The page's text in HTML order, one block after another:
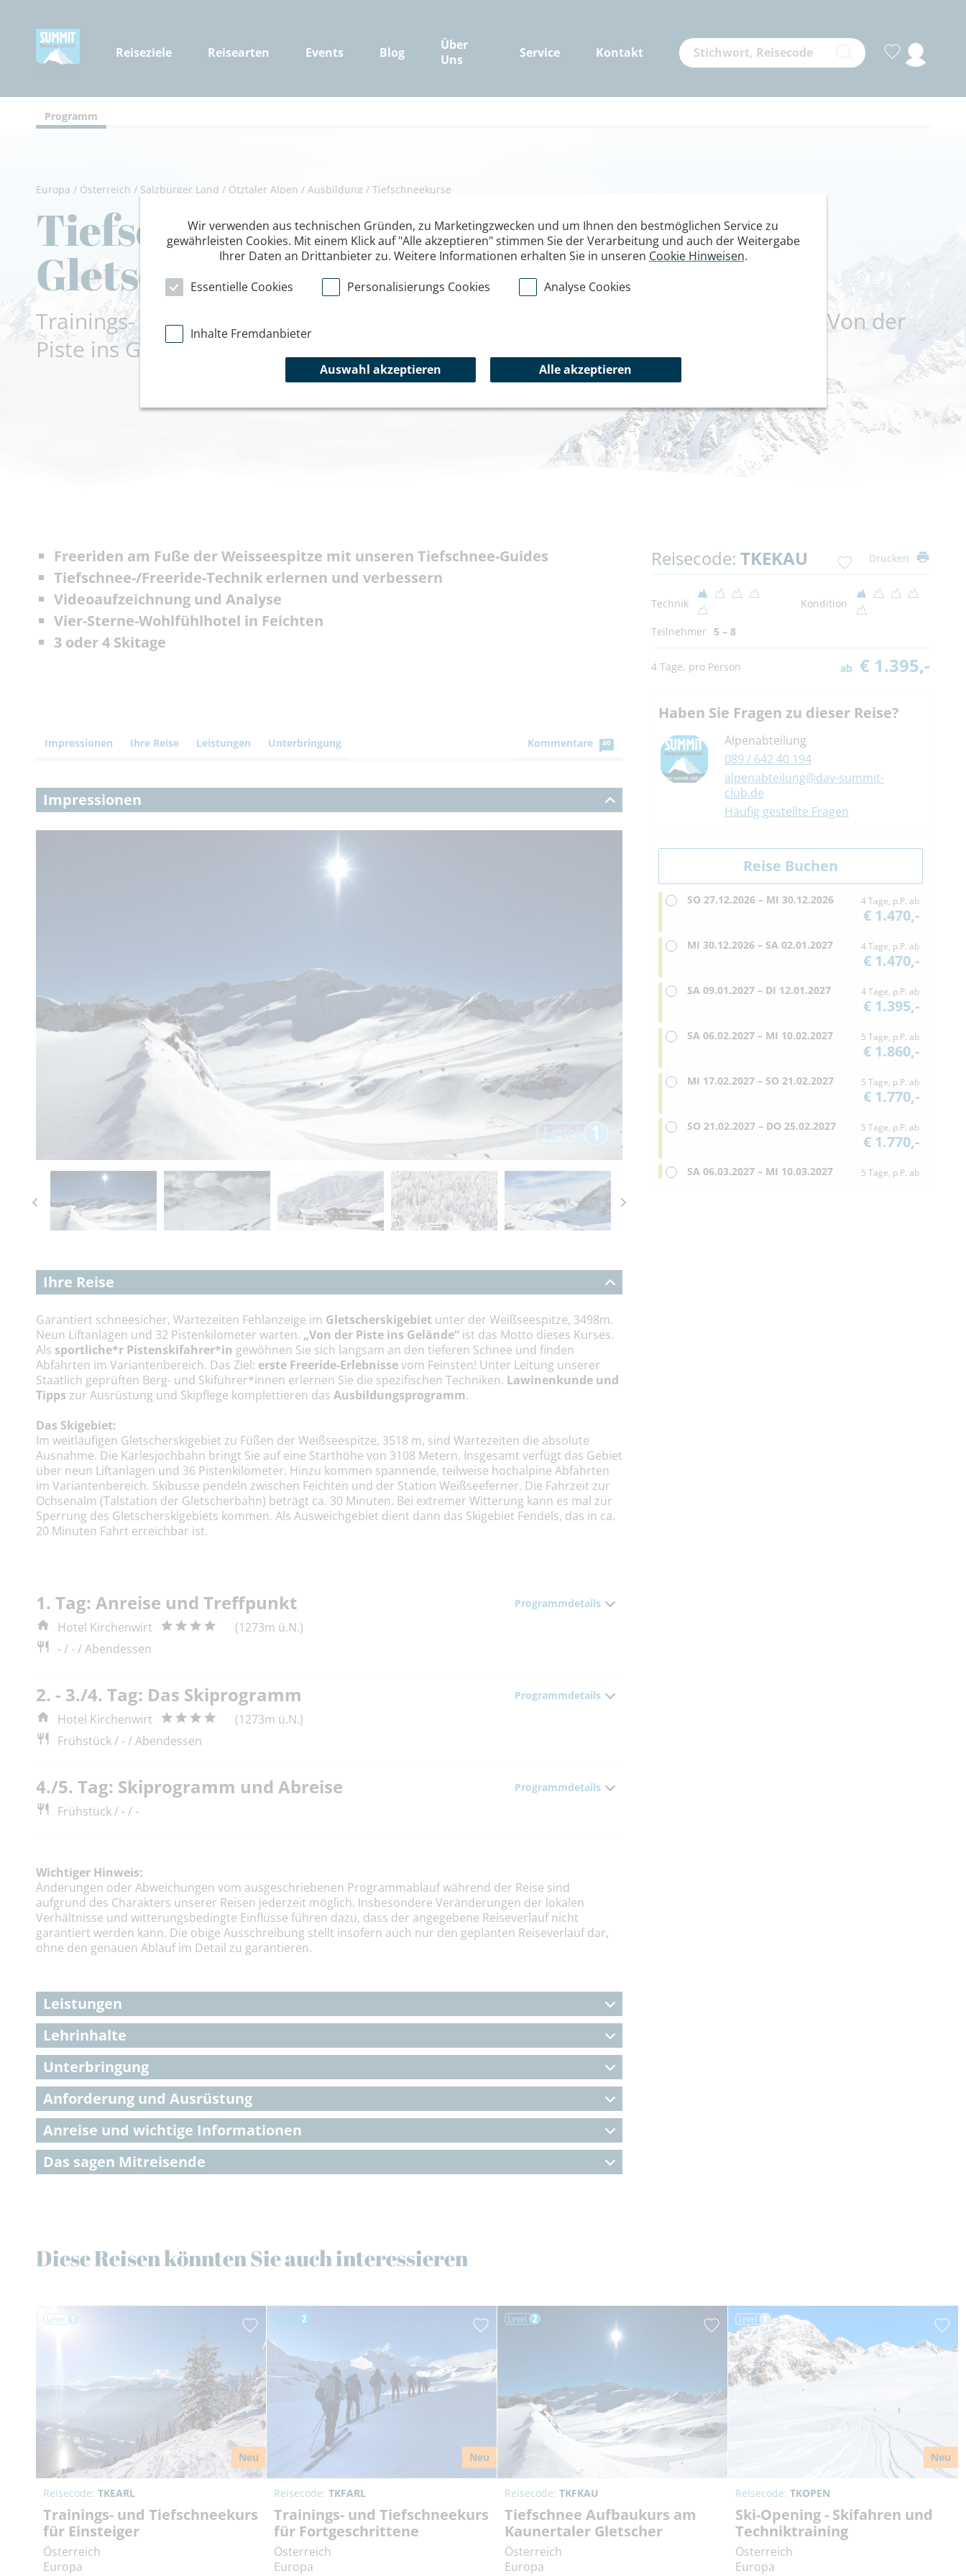
Reiseziele Reisearten Events Blog
Über
Uns
Service Kontakt
Programm
Europa / Österreich / Salzburger Land / Ötztaler Alpen / Ausbildung / Tiefschneekurse
Tiefschnee Grundkurs am Kaunertaler
Gletscher
Trainings- und Tiefschneekurs Level 1 am Kaunertaler Gletscher für Einsteiger: Von der
Piste ins Gelände
Freeriden am Fuße der Weisseespitze mit unseren Tiefschnee-Guides
Tiefschnee-/Freeride-Technik erlernen und verbessern
Videoaufzeichnung und Analyse
Vier-Sterne-Wohlfühlhotel in Feichten
3 oder 4 Skitage
Impressionen Ihre Reise Leistungen Unterbringung Kommentare 40
Impressionen
Ihre Reise
Garantiert schneesicher, Wartezeiten Fehlanzeige im Gletscherskigebiet unter der Weißseespitze, 3498m.
Neun Liftanlagen und 32 Pistenkilometer warten. „Von der Piste ins Gelände“ ist das Motto dieses Kurses.
Als sportliche*r Pistenskifahrer*in gewöhnen Sie sich langsam an den tieferen Schnee und finden
Abfahrten im Variantenbereich. Das Ziel: erste Freeride-Erlebnissevom Feinsten! Unter Leitung unserer
Staatlich geprüften Berg- und Skiführer*innen erlernen Sie die spezifischen Techniken. Lawinenkunde und
Tipps zur Ausrüstung und Skipflege komplettieren das Ausbildungsprogramm.
Das Skigebiet:
Im weitläufigen Gletscherskigebiet zu Füßen der Weißseespitze, 3518 m, sind Wartezeiten die absolute
Ausnahme. Die Karlesjochbahn bringt Sie auf eine Starthöhe von 3108 Metern. Insgesamt verfügt das Gebiet
über neun Liftanlagen und 36 Pistenkilometer. Hinzu kommen spannende, teilweise hochalpine Abfahrten
im Variantenbereich. Skibusse pendeln zwischen Feichten und der Station Weißseeferner. Die Fahrzeit zur
Ochsenalm (Talstation der Gletscherbahn) beträgt ca. 30 Minuten. Bei extremer Witterung kann es mal zur
Sperrung des Gletscherskigebiets kommen. Als Ausweichgebiet dient dann das Skigebiet Fendels, das in ca.
20 Minuten Fahrt erreichbar ist.
1. Tag: Anreise und Treffpunkt Programmdetails
Hotel Kirchenwirt
(1273m ü.N.)
- / - / Abendessen
2. - 3./4. Tag: Das Skiprogramm Programmdetails
Hotel Kirchenwirt
(1273m ü.N.)
Frühstück / - / Abendessen
4./5. Tag: Skiprogramm und Abreise Programmdetails
Frühstück / - / -
Wichtiger Hinweis:
Änderungen oder Abweichungen vom ausgeschriebenen Programmablauf während der Reise sind
aufgrund des Charakters unserer Reisen jederzeit möglich. Insbesondere Veränderungen der lokalen
Verhältnisse und witterungsbedingte Einflüsse führen dazu, dass der angegebene Reiseverlauf nicht
garantiert werden kann. Die obige Ausschreibung stellt insofern auch nur den geplanten Reiseverlauf dar,
ohne den genauen Ablauf im Detail zu garantieren.
Leistungen
Lehrinhalte
Unterbringung
Anforderung und Ausrüstung
Anreise und wichtige Informationen
Das sagen Mitreisende
Reisecode: TKEKAU Drucken
Technik Kondition
Teilnehmer 5 – 8
4 Tage, pro Person ab € 1.395,-
Haben Sie Fragen zu dieser Reise?
Alpenabteilung
089 / 642 40 194
alpenabteilung@dav-summit-
club.de
Häufig gestellte Fragen
SO 27.12.2026 – MI 30.12.2026 4 Tage, p.P. ab
€ 1.470,-
MI 30.12.2026 – SA 02.01.2027 4 Tage, p.P. ab
€ 1.470,-
SA 09.01.2027 – DI 12.01.2027 4 Tage, p.P. ab
€ 1.395,-
SA 06.02.2027 – MI 10.02.2027 5 Tage, p.P. ab
€ 1.860,-
MI 17.02.2027 – SO 21.02.2027 5 Tage, p.P. ab
€ 1.770,-
SO 21.02.2027 – DO 25.02.2027 5 Tage, p.P. ab
€ 1.770,-
SA 06.03.2027 – MI 10.03.2027 5 Tage, p.P. ab
Diese Reisen könnten Sie auch interessieren
Neu
Reisecode: TKEARL
Trainings- und Tiefschneekurs
für Einsteiger
Österreich
Europa
Neu
Reisecode: TKFARL
Trainings- und Tiefschneekurs
für Fortgeschrittene
Österreich
Europa
Reisecode: TKFKAU
Tiefschnee Aufbaukurs am
Kaunertaler Gletscher
Österreich
Europa
Neu
Reisecode: TKOPEN
Ski-Opening - Skifahren und
Techniktraining
Österreich
Europa
Wir verwenden aus technischen Gründen, zu Marketingzwecken und um Ihnen den bestmöglichen Service zu
gewährleisten Cookies. Mit einem Klick auf "Alle akzeptieren" stimmen Sie der Verarbeitung und auch der Weitergabe
Ihrer Daten an Drittanbieter zu. Weitere Informationen erhalten Sie in unseren Cookie Hinweisen.
Essentielle Cookies
Personalisierungs Cookies Analyse Cookies
Inhalte Fremdanbieter
Auswahl akzeptieren Alle akzeptieren